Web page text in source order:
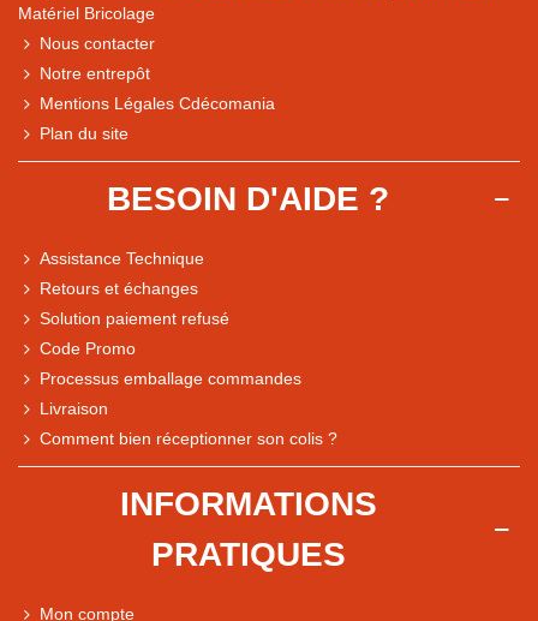
Comparaison des performances du magasin
Express, Chez vous, Point relais, Retrait magasin
Matériel Bricolage
Nous contacter
Notre entrepôt
Mentions Légales Cdécomania
Plan du site
BESOIN D'AIDE ?
Assistance Technique
Retours et échanges
Solution paiement refusé
Code Promo
Processus emballage commandes
Livraison
Comment bien réceptionner son colis ?
INFORMATIONS
PRATIQUES
Mon compte